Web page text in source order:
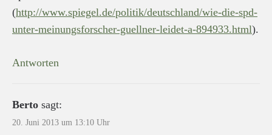
(http://www.spiegel.de/politik/deutschland/wie-die-spd-
unter-meinungsforscher-guellner-leidet-a-894933.html).
Antworten
Berto sagt:
20. Juni 2013 um 13:10 Uhr